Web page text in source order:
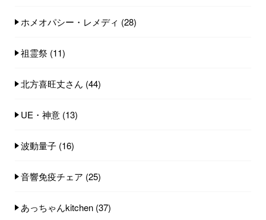
ホメオパシー・レメディ (28)
祖霊祭 (11)
北方喜旺丈さん (44)
UE・神意 (13)
波動量子 (16)
音響免疫チェア (25)
あっちゃんkitchen (37)